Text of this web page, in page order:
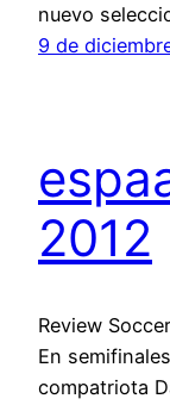
nuevo
9 de
2012
Review
En
compatriota